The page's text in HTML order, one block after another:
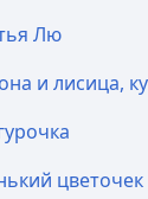
Лю
и лисица,
цветочек